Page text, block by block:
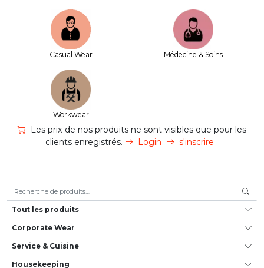
Casual Wear Médecine & Soins
Workwear
Les prix de nos produits ne sont visibles que pour les
clients enregistrés.
Login s'inscrire
Tout les produits
Corporate Wear
Service & Cuisine
House­keeping